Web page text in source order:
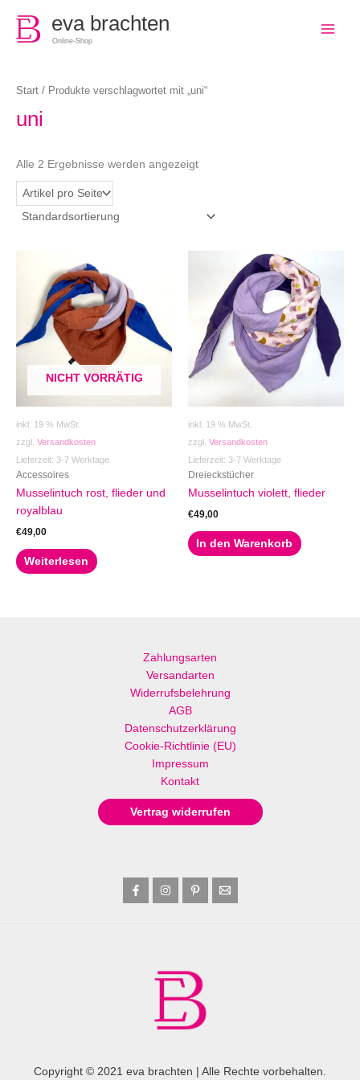
eva brachten
Online-Shop
Start / Produkte verschlagwortet mit „uni“
uni
Alle 2 Ergebnisse werden angezeigt
NICHT VORRÄTIG
inkl. 19 % MwSt.
zzgl. Versandkosten
Lieferzeit: 3-7 Werktage
Accessoires
Musselintuch rost, flieder und
royalblau
€49,00
Weiterlesen
inkl. 19 % MwSt.
zzgl. Versandkosten
Lieferzeit: 3-7 Werktage
Dreieckstücher
Musselintuch violett, flieder
€49,00
In den Warenkorb
Zahlungsarten
Versandarten
Widerrufsbelehrung
AGB
Datenschutzerklärung
Cookie-Richtlinie (EU)
Impressum
Kontakt
Vertrag widerrufen
Copyright © 2021 eva brachten | Alle Rechte vorbehalten.